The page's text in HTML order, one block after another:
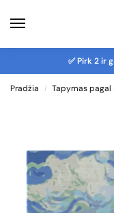
✅ Pirk 2 ir
Pradžia / Tapymas pagal